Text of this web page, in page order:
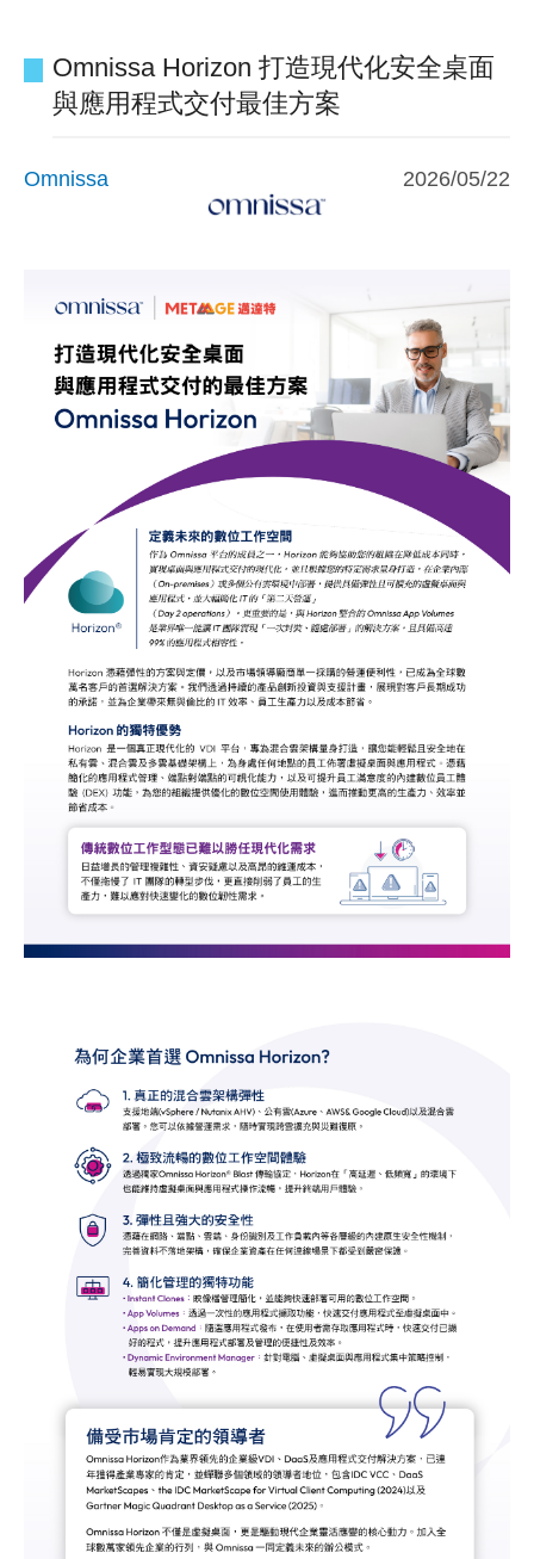
Omnissa Horizon 打造現代化安全桌面
與應用程式交付最佳方案
Omnissa 2026/05/22